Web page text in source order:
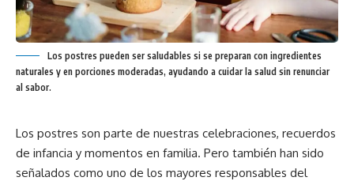
Los postres pueden ser saludables si se preparan con ingredientes
naturales y en porciones moderadas, ayudando a cuidar la salud sin renunciar
al sabor.
Los postres son parte de nuestras celebraciones, recuerdos
de infancia y momentos en familia. Pero también han sido
señalados como uno de los mayores responsables del